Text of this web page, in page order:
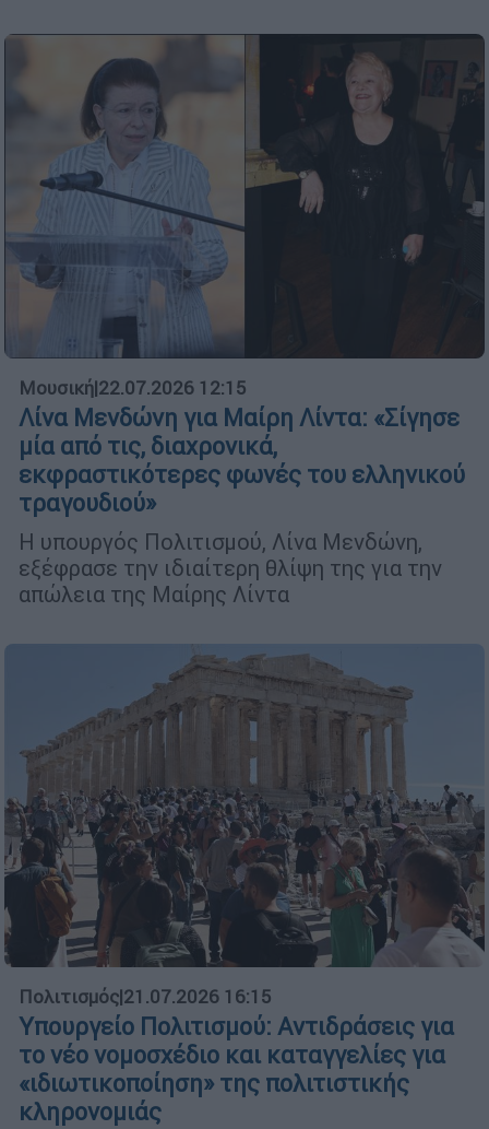
Μουσική|22.07.2026 12:15
Λίνα Μενδώνη για Μαίρη Λίντα: «Σίγησε
μία από τις, διαχρονικά,
εκφραστικότερες φωνές του ελληνικού
τραγουδιού»
Η υπουργός Πολιτισμού, Λίνα Μενδώνη,
εξέφρασε την ιδιαίτερη θλίψη της για την
απώλεια της Μαίρης Λίντα
Πολιτισμός|21.07.2026 16:15
Υπουργείο Πολιτισμού: Αντιδράσεις για
το νέο νομοσχέδιο και καταγγελίες για
«ιδιωτικοποίηση» της πολιτιστικής
κληρονομιάς